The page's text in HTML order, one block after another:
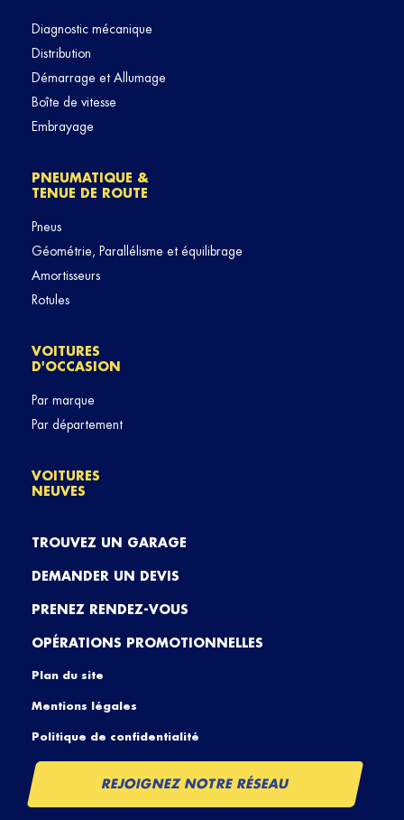
Diagnostic mécanique
Distribution
Démarrage et Allumage
Boîte de vitesse
Embrayage
PNEUMATIQUE &
TENUE DE ROUTE
Pneus
Géométrie, Parallélisme et équilibrage
Amortisseurs
Rotules
VOITURES
D'OCCASION
Par marque
Par département
VOITURES
NEUVES
TROUVEZ UN GARAGE
DEMANDER UN DEVIS
PRENEZ RENDEZ-VOUS
OPÉRATIONS PROMOTIONNELLES
Plan du site
Mentions légales
Politique de confidentialité
REJOIGNEZ NOTRE RÉSEAU